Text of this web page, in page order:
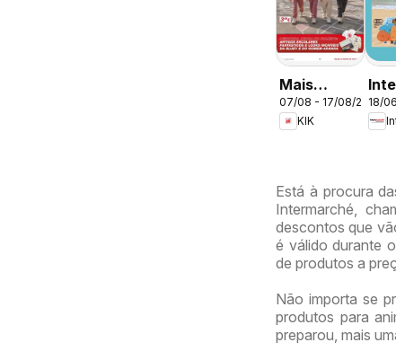
Mais
diversão
no
07/08 - 17/08/2026
KIK
O
no
18/
Está à procura
Intermarché,
descontos que
é válido durante
de produtos a
Não importa se
produtos para
preparou, mais